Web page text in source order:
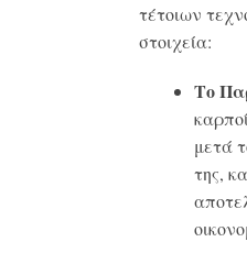
τέτοιων
στοιχεία:
Το
μετά
της,